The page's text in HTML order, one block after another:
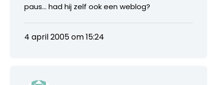
paus… had hij zelf ook een weblog?
4 april 2005 om 15:24